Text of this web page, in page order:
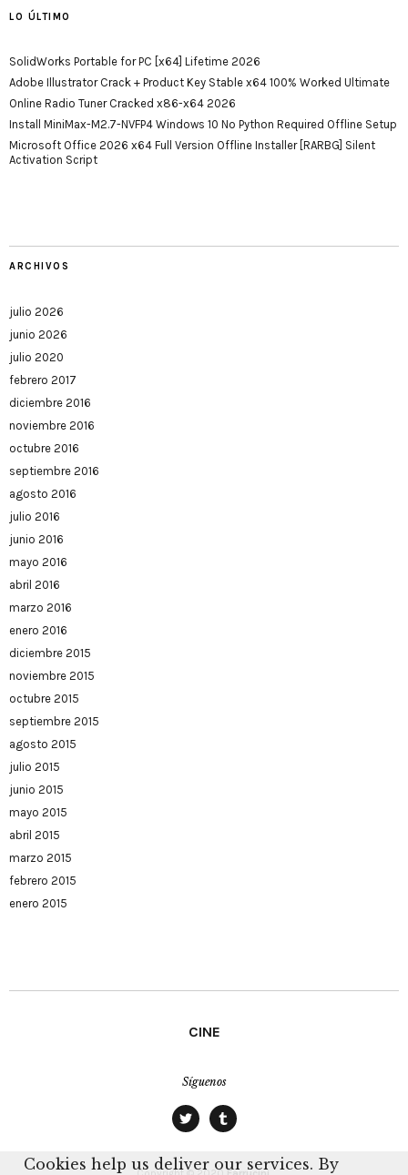
LO ÚLTIMO
SolidWorks Portable for PC [x64] Lifetime 2026
Adobe Illustrator Crack + Product Key Stable x64 100% Worked Ultimate
Online Radio Tuner Cracked x86-x64 2026
Install MiniMax-M2.7-NVFP4 Windows 10 No Python Required Offline Setup
Microsoft Office 2026 x64 Full Version Offline Installer [RARBG] Silent
Activation Script
ARCHIVOS
julio 2026
junio 2026
julio 2020
febrero 2017
diciembre 2016
noviembre 2016
octubre 2016
septiembre 2016
agosto 2016
julio 2016
junio 2016
mayo 2016
abril 2016
marzo 2016
enero 2016
diciembre 2015
noviembre 2015
octubre 2015
septiembre 2015
agosto 2015
julio 2015
junio 2015
mayo 2015
abril 2015
marzo 2015
febrero 2015
enero 2015
CINE
Síguenos
Cookies help us deliver our services. By